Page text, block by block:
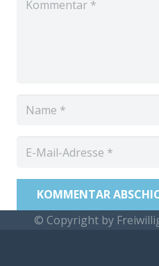
KOMMENTAR
© Copyright by